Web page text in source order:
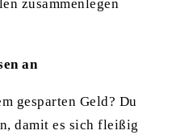
zusammenlegen
an
gesparten Geld? Du
damit es sich fleißig